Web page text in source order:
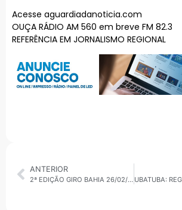
Acesse aguardiadanoticia.com
OUÇA RÁDIO AM 560 em breve FM 82.3
REFERÊNCIA EM JORNALISMO REGIONAL
ANTERIOR
2ª EDIÇÃO GIRO BAHIA 26/02/2026: COMISSÕES INSTALADAS